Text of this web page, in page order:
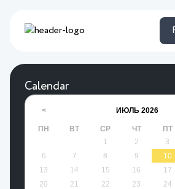
Calendar
< ИЮЛЬ 2026
ПН ВТ СР ЧТ ПТ
1
2 3
6
7 8 9 10
13
14 15 16 17
20
21 22 23 24